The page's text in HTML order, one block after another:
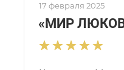
17 февраля 2025
«МИР